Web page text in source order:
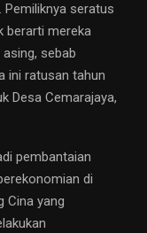
Pemiliknya seratus
berarti mereka
sebab
ini ratusan tahun
Desa Cemarajaya,
pembantaian
di
Cina yang